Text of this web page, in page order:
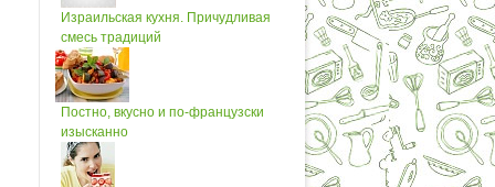
Израильская кухня. Причудливая
смесь традиций
Постно, вкусно и по-французски
изысканно